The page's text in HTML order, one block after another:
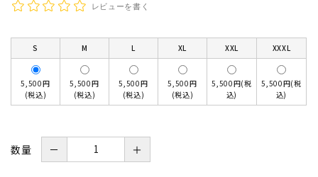
レビューを書く
S M L XL XXL XXXL
5,500円
(税込)
5,500円
(税込)
5,500円
(税込)
5,500円
(税込)
5,500円(税
込)
5,500円(税
込)
数量 － ＋